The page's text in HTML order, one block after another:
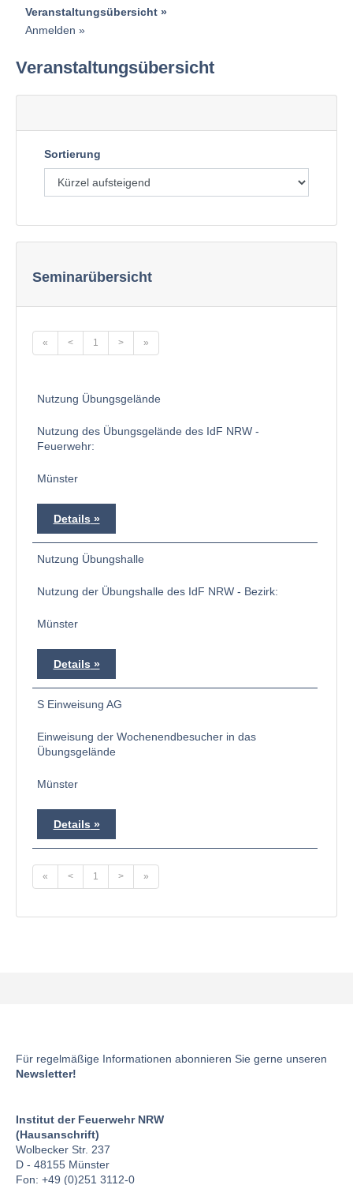
Veranstaltungsübersicht
Anmelden
Veranstaltungsübersicht
Sortierung
Seminarübersicht
« < 1 > »
Nutzung Übungsgelände
Nutzung des Übungsgelände des IdF NRW -
Feuerwehr:
Münster
Details
Nutzung Übungshalle
Nutzung der Übungshalle des IdF NRW - Bezirk:
Münster
Details
S Einweisung AG
Einweisung der Wochenendbesucher in das
Übungsgelände
Münster
Details
« < 1 > »
Für regelmäßige Informationen abonnieren Sie gerne unseren
Newsletter!
Institut der Feuerwehr NRW
(Hausanschrift)
Wolbecker Str. 237
D - 48155 Münster
Fon: +49 (0)251 3112-0